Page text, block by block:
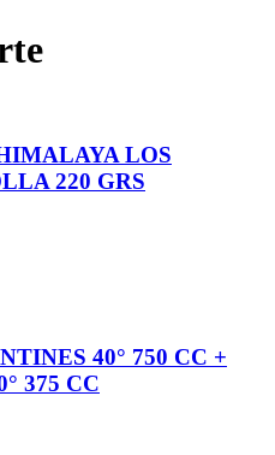
LOS
220 GRS
40° 750 CC +
375 CC